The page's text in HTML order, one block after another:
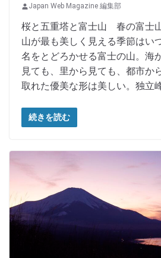
Japan Web Magazine 編集部
桜と五重塔と富士山 春の富士
山が最も美しく見える季節はい
名をとどろかせる富士の山。海
見ても、里から見ても、都市か
取れた優美な形は美しい。独立
続きを読む